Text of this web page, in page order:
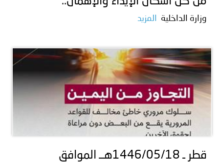
وزارة الداخلية المزيد
قطر ـ 1446/05/18هــ الموافق